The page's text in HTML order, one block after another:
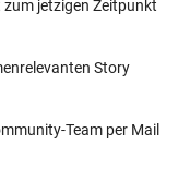
zum jetzigen Zeitpunkt
Story
Team per Mail